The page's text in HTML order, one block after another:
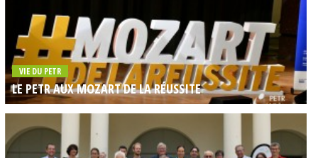
VIE DU PETR
LE PETR AUX MOZART DE LA RÉUSSITE